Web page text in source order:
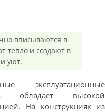
вписываются в
тепло и создают в
уют.
эксплуатационные
обладает высокой
На конструкциях из